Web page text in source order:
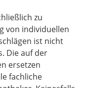
zu
von individuellen
ist nicht
Die auf der
ersetzen
fachliche